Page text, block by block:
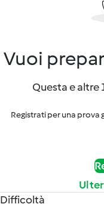
Vuoi
Questa e altre
Registrati per una prova
Difficoltà